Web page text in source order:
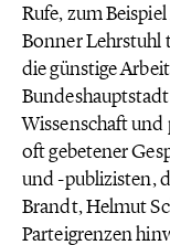
Rufe, zum
Bonner Lehrstuhl
die günstige
Wissenschaft und
oft gebetener
und -publizisten,
Brandt, Helmut
Parteigrenzen